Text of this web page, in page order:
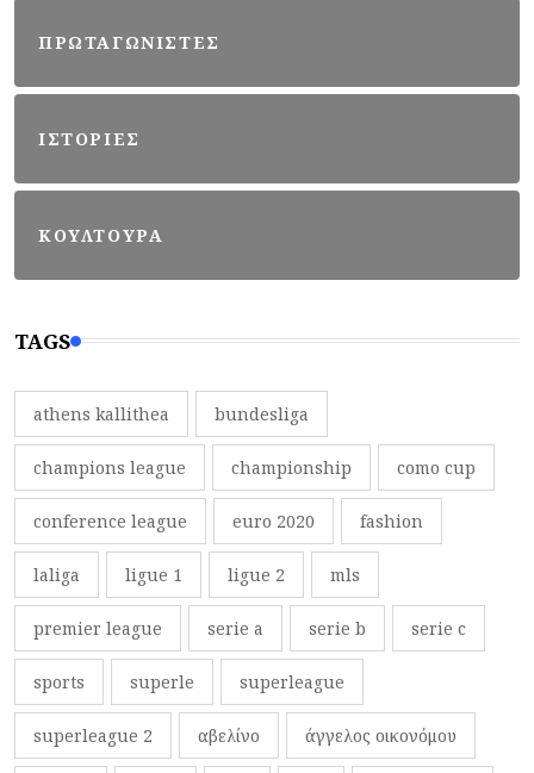
ΠΡΩΤΑΓΩΝΙΣΤΕΣ
ΙΣΤΟΡΙΕΣ
ΚΟΥΛΤΟΥΡΑ
TAGS
athens kallithea bundesliga
champions league championship como cup
conference league euro 2020 fashion
laliga ligue 1 ligue 2 mls
premier league serie a serie b serie c
sports superle superleague
superleague 2 αβελίνο άγγελος οικονόμου